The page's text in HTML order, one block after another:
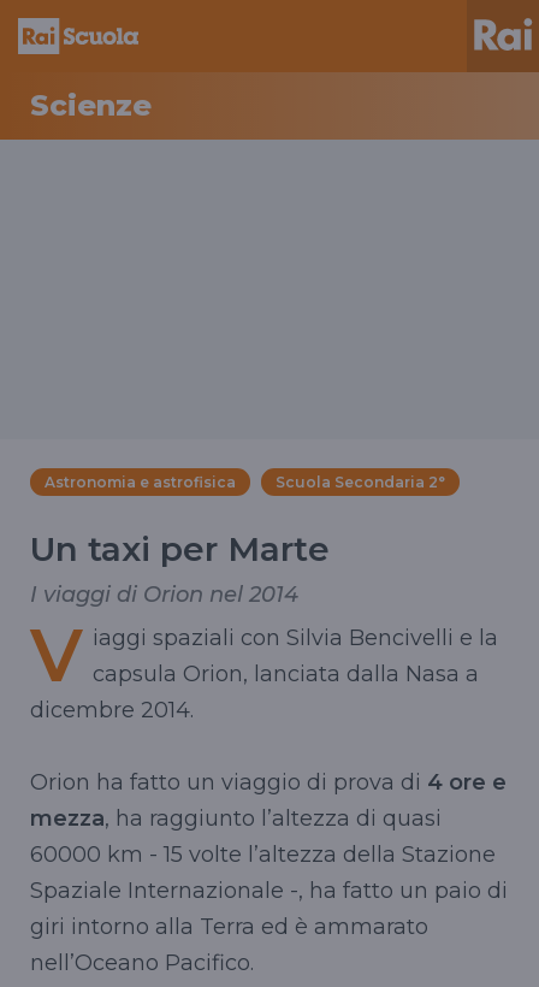
Scienze
Astronomia e astrofisica Scuola Secondaria 2°
Un taxi per Marte
I viaggi di Orion nel 2014
V iaggi spaziali con Silvia Bencivelli e la
capsula Orion, lanciata dalla Nasa a
dicembre 2014.
Orion ha fatto un viaggio di prova di 4 ore e
mezza, ha raggiunto l’altezza di quasi
60000 km - 15 volte l’altezza della Stazione
Spaziale Internazionale -, ha fatto un paio di
giri intorno alla Terra ed è ammarato
nell’Oceano Pacifico.